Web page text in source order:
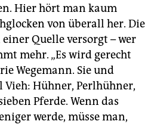
Hier hört man kaum
von überall her. Die
Quelle versorgt – wer
mehr. „Es wird gerecht
Wegemann. Sie und
Hühner, Perlhühner,
Pferde. Wenn das
werde, müsse man,